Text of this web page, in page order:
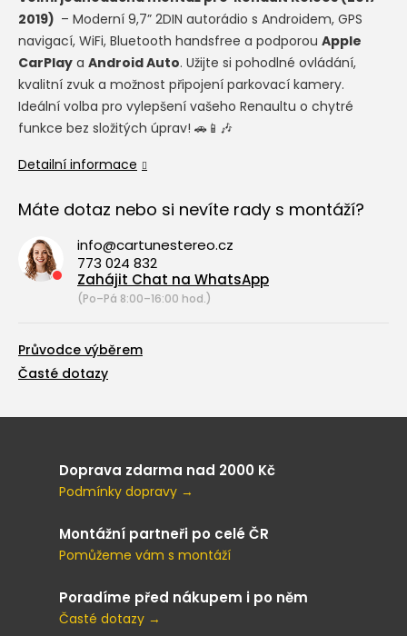
2019) – Moderní 9,7” 2DIN autorádio s Androidem, GPS
navigací, WiFi, Bluetooth handsfree a podporou Apple
CarPlay a Android Auto. Užijte si pohodlné ovládání,
kvalitní zvuk a možnost připojení parkovací kamery.
Ideální volba pro vylepšení vašeho Renaultu o chytré
funkce bez složitých úprav! 🚗📱🎶
Detailní informace
Máte dotaz nebo si nevíte rady s montáží?
info@cartunestereo.cz
773 024 832
Zahájit Chat na WhatsApp
(Po–Pá 8:00–16:00 hod.)
Průvodce výběrem
Časté dotazy
Doprava zdarma nad 2000 Kč
Podmínky dopravy →
Montážní partneři po celé ČR
Pomůžeme vám s montáží
Poradíme před nákupem i po něm
Časté dotazy →